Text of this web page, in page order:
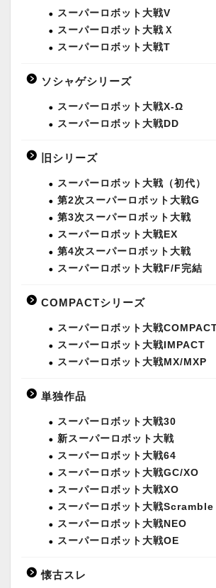
スーパーロボット大戦V
スーパーロボット大戦Ｘ
スーパーロボット大戦T
ソシャゲシリーズ
スーパーロボット大戦X-Ω
スーパーロボット大戦DD
旧シリーズ
スーパーロボット大戦（初代）
第2次スーパーロボット大戦G
第3次スーパーロボット大戦
スーパーロボット大戦EX
第4次スーパーロボット大戦
スーパーロボット大戦F/F完結
COMPACTシリーズ
スーパーロボット大戦
スーパーロボット大戦IMPACT
スーパーロボット大戦MX/MXP
単独作品
スーパーロボット大戦30
新スーパーロボット大戦
スーパーロボット大戦64
スーパーロボット大戦GC/XO
スーパーロボット大戦XO
スーパーロボット大戦
スーパーロボット大戦NEO
スーパーロボット大戦OE
懐古スレ